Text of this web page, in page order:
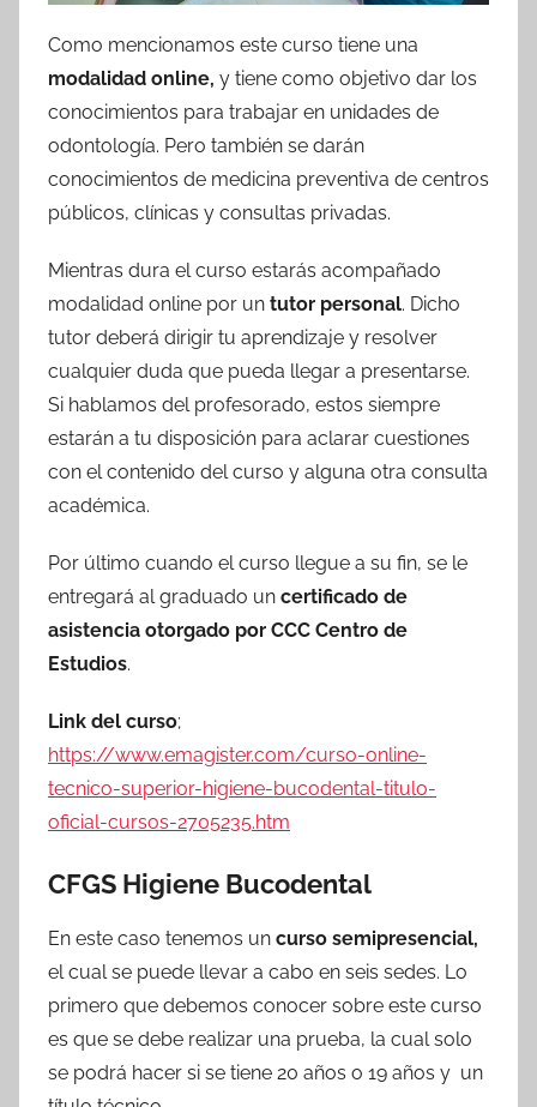
Como mencionamos este curso tiene una
modalidad online, y tiene como objetivo dar los
conocimientos para trabajar en unidades de
odontología. Pero también se darán
conocimientos de medicina preventiva de centros
públicos, clínicas y consultas privadas.
Mientras dura el curso estarás acompañado
modalidad online por un tutor personal. Dicho
tutor deberá dirigir tu aprendizaje y resolver
cualquier duda que pueda llegar a presentarse.
Si hablamos del profesorado, estos siempre
estarán a tu disposición para aclarar cuestiones
con el contenido del curso y alguna otra consulta
académica.
Por último cuando el curso llegue a su fin, se le
entregará al graduado un certificado de
asistencia otorgado por CCC Centro de
Estudios.
Link del curso;
https://www.emagister.com/curso-online-
tecnico-superior-higiene-bucodental-titulo-
oficial-cursos-2705235.htm
CFGS Higiene Bucodental
En este caso tenemos un curso semipresencial,
el cual se puede llevar a cabo en seis sedes. Lo
primero que debemos conocer sobre este curso
es que se debe realizar una prueba, la cual solo
se podrá hacer si se tiene 20 años o 19 años y un